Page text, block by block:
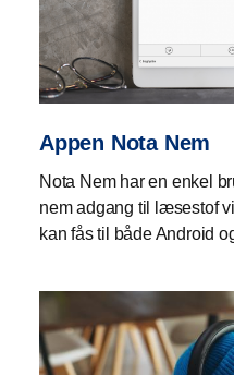
Appen Nota Nem
Nota Nem har en enkel
nem adgang til læsestof
kan fås til både Android